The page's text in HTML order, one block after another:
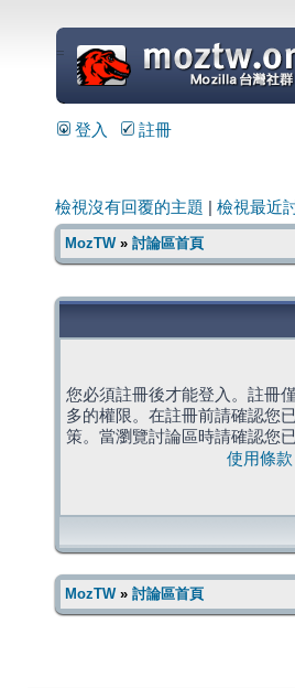
=
登入 註冊
檢視沒有回覆的主題 檢視最近
MozTW» 討論區首頁
您必須註冊後才能登入。註冊
多的權限。在註冊前請確認您
策。當瀏覽討論區時請確認您
使用條款
MozTW» 討論區首頁